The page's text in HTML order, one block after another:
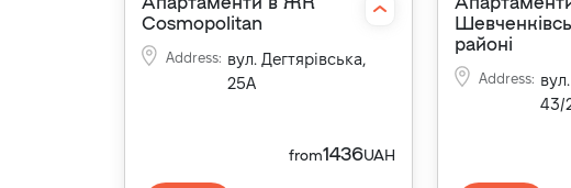
Cosmopolitan
Address: вул. Дегтярівська,
25А
from1436UAH
районі
Address:
43/